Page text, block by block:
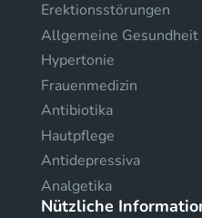
Erektionsstörungen
Allgemeine Gesundheit
Hypertonie
Frauenmedizin
Antibiotika
Hautpflege
Antidepressiva
Analgetika
Nützliche